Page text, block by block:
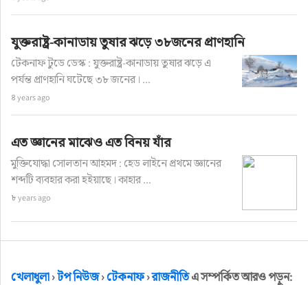
যুক্তরাষ্ট্র-কানাডায় তুষার ঝড়ে ৩৮জনের প্রাণহানি
টেকনাফ টুডে ডেস্ক : যুক্তরাষ্ট্র-কানাডায় তুষার ঝড়ে এ
পর্যন্ত প্রাণহানি ঘটেছে ৩৮ জনের। ...
৪ years ago
এত জ্ঞানের মাঝেও এত বিনয় যাঁর
মুক্তিযোদ্ধা সোলতান আহমদ : হেড লাইনে প্রথমে জ্ঞানের
শব্দটি ব্যবহার করা হইয়াছে। কাহার ...
৮ years ago
খেলাধুলা›টপ নিউজ›টেকনাফ›রাজনীতিএ সম্পর্কিত আরও পড়ুন: